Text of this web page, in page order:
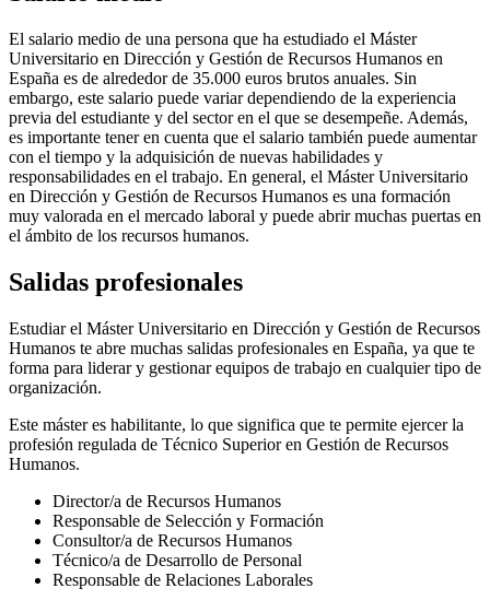
El salario medio de una persona que ha estudiado el Máster
Universitario en Dirección y Gestión de Recursos Humanos en
España es de alrededor de 35.000 euros brutos anuales. Sin
embargo, este salario puede variar dependiendo de la experiencia
previa del estudiante y del sector en el que se desempeñe. Además,
es importante tener en cuenta que el salario también puede aumentar
con el tiempo y la adquisición de nuevas habilidades y
responsabilidades en el trabajo. En general, el Máster Universitario
en Dirección y Gestión de Recursos Humanos es una formación
muy valorada en el mercado laboral y puede abrir muchas puertas en
el ámbito de los recursos humanos.
Salidas profesionales
Estudiar el Máster Universitario en Dirección y Gestión de Recursos
Humanos te abre muchas salidas profesionales en España, ya que te
forma para liderar y gestionar equipos de trabajo en cualquier tipo de
organización.
Este máster es habilitante, lo que significa que te permite ejercer la
profesión regulada de Técnico Superior en Gestión de Recursos
Humanos.
Director/a de Recursos Humanos
Responsable de Selección y Formación
Consultor/a de Recursos Humanos
Técnico/a de Desarrollo de Personal
Responsable de Relaciones Laborales